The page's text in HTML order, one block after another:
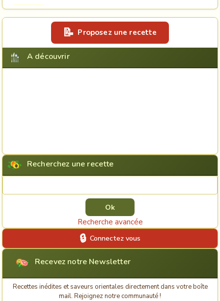
Proposez une recette
A découvrir
Recherchez une recette
Recherche avancée
Connectez vous
Recevez notre Newsletter
Recettes inédites et saveurs orientales directement dans votre boîte
mail. Rejoignez notre communauté !